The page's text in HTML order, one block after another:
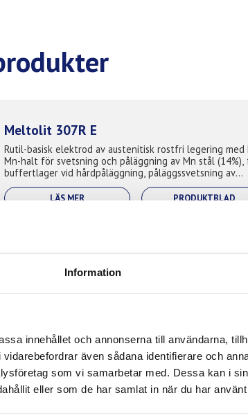
Information
innehållet och annonserna till användarna,
även sådana identifierare och
som vi samarbetar med. Dessa kan i
eller som de har samlat in när du har
Meltolit 307R E
Rutil-basisk elektrod av austenitisk rostfri legering med
Mn-halt för svetsning och påläggning av Mn stål (14%),
buffertlager vid hårdpåläggning, påläggssvetsning av
svårsvetsade material o...
LÄS MER PRODUKTBLAD
Meltolit 308H E
LÄS MER PRODUKTBLAD